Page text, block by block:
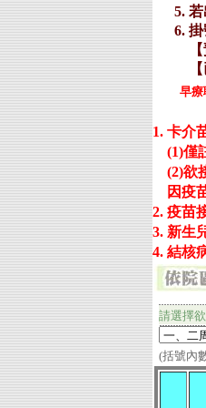
早療
1. 卡介
(1)僅
(2)欲
因疫
2. 疫苗
3. 新生
4. 結核
請選擇
(括號內